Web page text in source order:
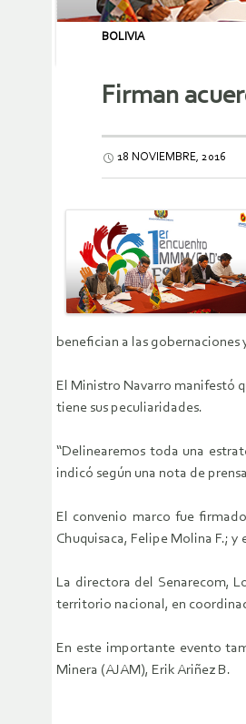
BOLIVIA
Firman
18 NOVIEMBRE, 2016
benefician a las
El Ministro Navarro manifestó
tiene sus peculiaridades.
“Delinearemos toda una
indicó según una nota de
El convenio marco fue
Chuquisaca, Felipe Molina F.; y
La directora del Senarecom,
territorio nacional, en
En este importante evento
Minera (AJAM), Erik Ariñez B.